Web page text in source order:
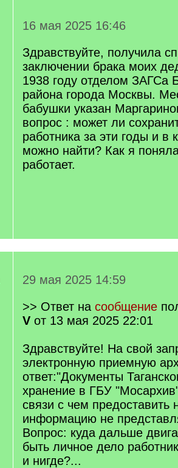
16 мая 2025 16:46
Здравствуйте, получила
заключении брака моих
1938 году отделом ЗАГСа
района города Москвы.
бабушки указан
вопрос : может ли
работника за эти годы и в
можно найти? Как я
работает.
29 мая 2025 14:59
>> Ответ на сообщение
V от 13 мая 2025 22:01
Здравствуйте! На свой
электронную приемную
ответ:"Документы
хранение в ГБУ
связи с чем
информацию не
Вопрос: куда дальше
быть личное дело
и нигде?...